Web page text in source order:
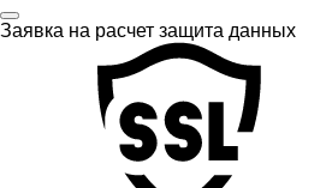
Заявка на расчет защита данных